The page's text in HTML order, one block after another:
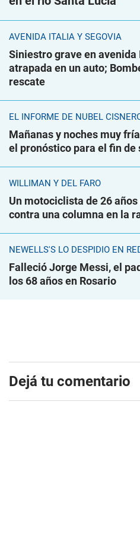
AVENIDA ITALIA Y SEGOVIA
Siniestro grave en
atrapada en un auto;
rescate
EL INFORME DE NUBEL
Mañanas y noches muy
el pronóstico para el fin de
WILLIMAN Y DEL FARO
Un motociclista de 26
contra una columna en la
NEWELLS'S LO DESPIDIÓ EN
Falleció Jorge Messi, el
los 68 años en Rosario
Dejá tu comentario